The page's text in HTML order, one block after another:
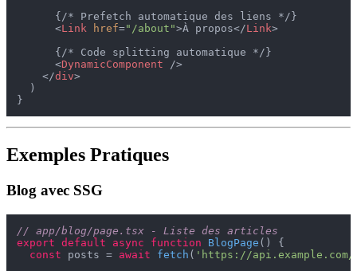
      {/* Prefetch automatique des liens */}
<Link href="/about">À propos</Link>
      {/* Code splitting automatique */}
<DynamicComponent />
</div>
  )
Exemples Pratiques
Blog avec SSG
// app/blog/page.tsx - Liste des articles
export default async function BlogPage ( ) {
const posts = await fetch ( 'https://